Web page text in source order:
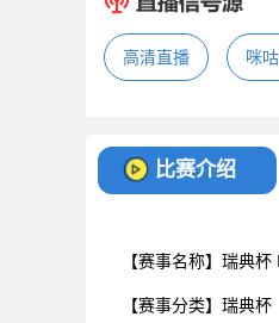
高清直播 咪
比赛介绍
【赛事名称】 瑞典杯
【赛事分类】 瑞典杯